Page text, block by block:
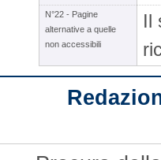
N°22 - Pagine
alternative a quelle
non accessibili
Il